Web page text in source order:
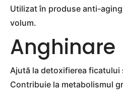
Utilizat în produse anti-
volum.
Anghinare
Ajută la detoxifierea
Contribuie la metabolismul